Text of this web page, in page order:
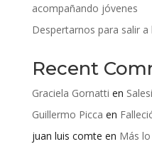
acompañando jóvenes
Despertarnos para salir a
Recent
Graciela Gornatti en
Guillermo Picca en
juan luis comte en Más